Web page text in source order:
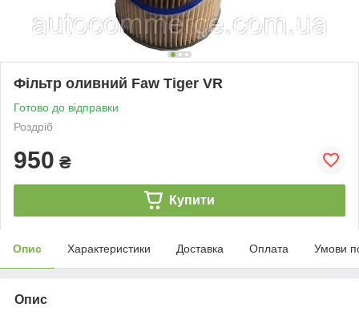
Фільтр оливний Faw Tiger VR
Готово до відправки
Роздріб
950 ₴
Купити
Опис Характеристики Доставка Оплата Умови
Опис